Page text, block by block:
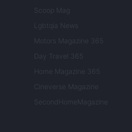
Scoop Mag
Lgbtqia News
Motors Magazine 365
Day Travel 365
Home Magazine 365
Cineverse Magazine
SecondHomeMagazine